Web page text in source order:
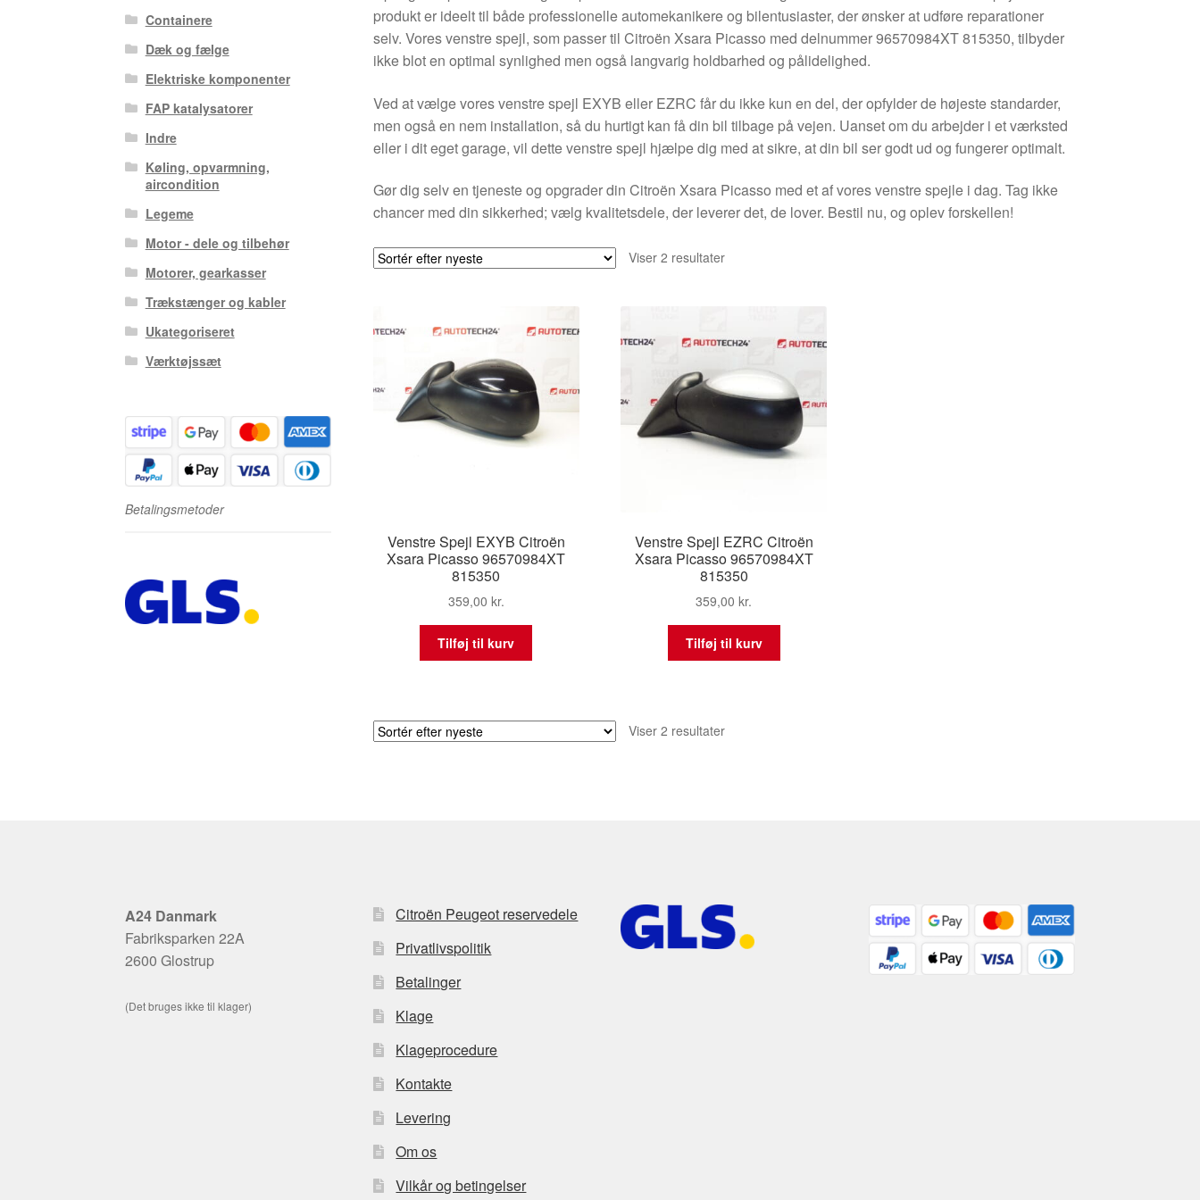
produkt er ideelt til både professionelle automekanikere og bilentusiaster, der ønsker at udføre reparationer
selv. Vores venstre spejl, som passer til Citroën Xsara Picasso med delnummer 96570984XT 815350, tilbyder
ikke blot en optimal synlighed men også langvarig holdbarhed og pålidelighed.
Ved at vælge vores venstre spejl EXYB eller EZRC får du ikke kun en del, der opfylder de højeste standarder,
men også en nem installation, så du hurtigt kan få din bil tilbage på vejen. Uanset om du arbejder i et værksted
eller i dit eget garage, vil dette venstre spejl hjælpe dig med at sikre, at din bil ser godt ud og fungerer optimalt.
Gør dig selv en tjeneste og opgrader din Citroën Xsara Picasso med et af vores venstre spejle i dag. Tag ikke
chancer med din sikkerhed; vælg kvalitetsdele, der leverer det, de lover. Bestil nu, og oplev forskellen!
Viser 2 resultaterSorteret
Venstre Spejl EXYB Citroën
Xsara Picasso 96570984XT
815350
359,00 kr.
Tilføj til kurv
Venstre Spejl EZRC Citroën
Xsara Picasso 96570984XT
815350
359,00kr.
Tilføj til kurv
Viser 2 resultaterSorteret
Containere
Dæk og fælge
Elektriske komponenter
FAP katalysatorer
Indre
Køling, opvarmning,
aircondition
Legeme
Motor - dele og tilbehør
Motorer, gearkasser
Trækstænger og kabler
Ukategoriseret
Værktøjssæt
Betalingsmetoder
A24 Danmark
Fabriksparken 22A
2600 Glostrup
(Det bruges ikke til klager)
Citroën Peugeot reservedele
Privatlivspolitik
Betalinger
Klage
Klageprocedure
Kontakte
Levering
Om os
Vilkår og betingelser